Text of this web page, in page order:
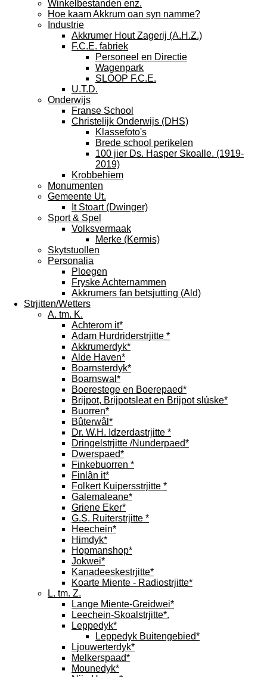
Winkelbestanden enz.
Hoe kaam Akkrum oan syn namme?
Industrie
Akkrumer Hout Zagerij (A.H.Z.)
F.C.E. fabriek
Personeel en Directie
Wagenpark
SLOOP F.C.E.
U.T.D.
Onderwijs
Franse School
Christelijk Onderwijs (DHS)
Klassefoto's
Brede school perikelen
100 jier Ds. Hasper Skoalle. (1919-
2019)
Krobbehiem
Monumenten
Gemeente Ut.
It Stoart (Dwinger)
Sport & Spel
Volksvermaak
Merke (Kermis)
Skytstuollen
Personalia
Ploegen
Fryske Achternammen
Akkrumers fan betsjutting (Ald)
Strjitten/Wetters
A. tm. K.
Achterom it*
Adam Hurdriderstrjitte *
Akkrumerdyk*
Alde Haven*
Boarnsterdyk*
Boarnswal*
Boerestege en Boerepaed*
Brijpot, Brijpotsleat en Brijpot slúske*
Buorren*
Bûterwâl*
Dr. W.H. Idzerdastrjitte *
Dringelstrjitte /Nunderpaed*
Dwerspaed*
Finkebuorren *
Finlân it*
Folkert Kuipersstrjitte *
Galemaleane*
Griene Eker*
G.S. Ruiterstrjitte *
Heechein*
Himdyk*
Hopmanshop*
Jokwei*
Kanadeeskestrjitte*
Koarte Miente - Radiostrjitte*
L. tm. Z.
Lange Miente-Greidwei*
Leechein-Skoalstrjitte*.
Leppedyk*
Leppedyk Buitengebied*
Ljouwerterdyk*
Melkerspaad*
Mounedyk*